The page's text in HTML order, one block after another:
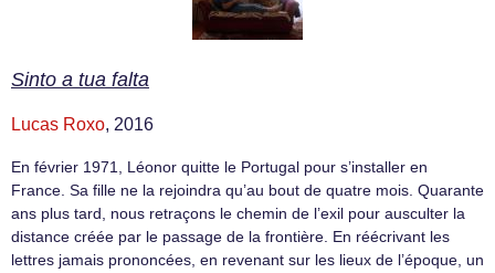
Sinto a tua falta
Lucas Roxo, 2016
En février 1971, Léonor quitte le Portugal pour s’installer en
France. Sa fille ne la rejoindra qu’au bout de quatre mois. Quarante
ans plus tard, nous retraçons le chemin de l’exil pour ausculter la
distance créée par le passage de la frontière. En réécrivant les
lettres jamais prononcées, en revenant sur les lieux de l’époque, un